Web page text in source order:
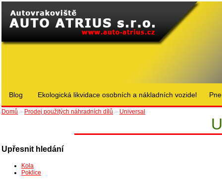
Blog Ekologická likvidace osobních a nákladních vozidel
Domů » Prodej použitých náhradních dílů » Universal
Upřesnit hledání
Kola
Poklice